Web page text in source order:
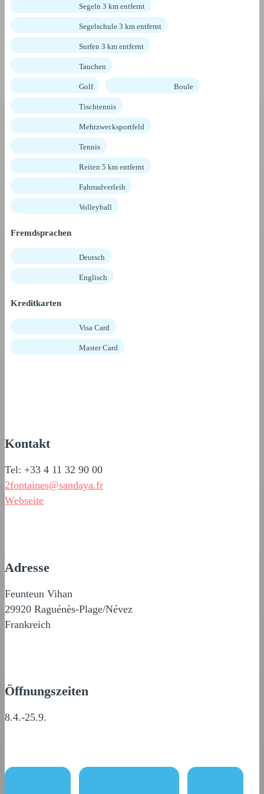
Segeln 3 km entfernt
Segelschule 3 km entfernt
Surfen 3 km entfernt
Tauchen
Golf Boule
Tischtennis
Mehrzwecksportfeld
Tennis
Reiten 5 km entfernt
Fahrradverleih
Volleyball
Fremdsprachen
Deutsch
Englisch
Kreditkarten
Visa Card
Master Card
Kontakt
Tel: +33 4 11 32 90 00
2fontaines@sandaya.fr
Webseite
Adresse
Feunteun Vihan
29920 Raguénès-Plage/Névez
Frankreich
Öffnungszeiten
8.4.-25.9.